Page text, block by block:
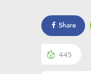
Share
445